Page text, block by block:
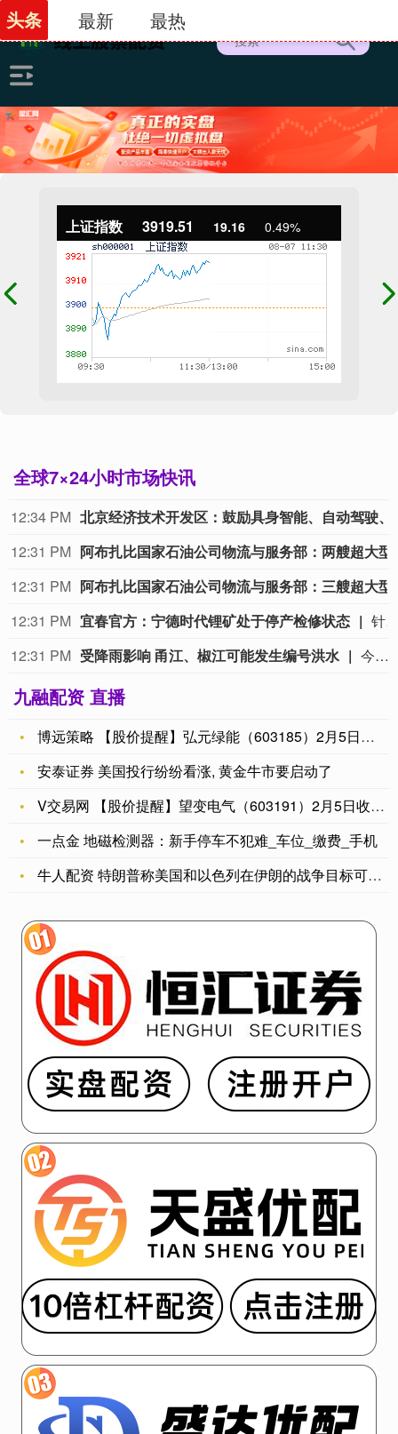
上证指数 3919.51 19.16 0.49%
全球7×24小时市场快讯
12:34 PM
12:31 PM
12:31 PM
12:31 PM 宜春官方：宁德时代锂矿处于停产检修状态
针对市场高度关注的宁德时代宜春枧下窝锂矿复产传闻，宜春市宜丰县生态环境局今日正式回应称：现场检查时，该企业处于停产检修状态，
12:31 PM 受降雨影响 甬江、椒江可能发生编号洪水 今天上午，水利部举行会商，分析研判全国的防汛形势。截至今天9时，黑龙江、内蒙古、河北、陕西、云南等地13条河流仍维持超警。8月7日至9日，受降雨影响，甬江、椒江可能发生编号洪水，暴雨区内部分中小河流及太湖周边河网区部分站点可能发生超警洪水；受上游来水影响，黑龙江干流抚远江段将超警，松花江干流及支流呼兰河、黑龙江干流同江至勤得利江段将维持超警。8月7日8时至8月8日8时，河北西南部、山西东部部分地区发生山洪灾害的可能性大（橙色预警）。水利部今天8时发布橙色山洪灾害气象预警，提醒暴雨洪水影响地区社会公众注意防范。
九融配资 直播
博远策略 【股价提醒】弘元绿能（603185）2月5日收盘跌
安泰证券 美国投行纷纷看涨, 黄金牛市要启动了
V交易网 【股价提醒】望变电气（603191）2月5日收盘跌
一点金 地磁检测器：新手停车不犯难_车位_缴费_手机
牛人配资 特朗普称美国和以色列在伊朗的战争目标可能略有不同
头条 最新 最热